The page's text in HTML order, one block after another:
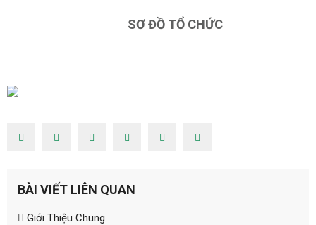
SƠ ĐỒ TỔ CHỨC
BÀI VIẾT LIÊN QUAN
Giới Thiệu Chung